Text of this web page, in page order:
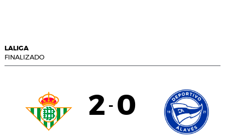
LALIGA
FINALIZADO
2 - 0